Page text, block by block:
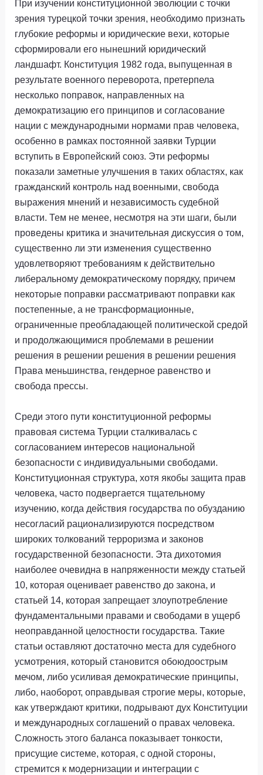
При изучении конституционной эволюции с точки
зрения турецкой точки зрения, необходимо признать
глубокие реформы и юридические вехи, которые
сформировали его нынешний юридический
ландшафт. Конституция 1982 года, выпущенная в
результате военного переворота, претерпела
несколько поправок, направленных на
демократизацию его принципов и согласование
нации с международными нормами прав человека,
особенно в рамках постоянной заявки Турции
вступить в Европейский союз. Эти реформы
показали заметные улучшения в таких областях, как
гражданский контроль над военными, свобода
выражения мнений и независимость судебной
власти. Тем не менее, несмотря на эти шаги, были
проведены критика и значительная дискуссия о том,
существенно ли эти изменения существенно
удовлетворяют требованиям к действительно
либеральному демократическому порядку, причем
некоторые поправки рассматривают поправки как
постепенные, а не трансформационные,
ограниченные преобладающей политической средой
и продолжающимися проблемами в решении
решения в решении решения в решении решения
Права меньшинства, гендерное равенство и
свобода прессы.
Среди этого пути конституционной реформы
правовая система Турции сталкивалась с
согласованием интересов национальной
безопасности с индивидуальными свободами.
Конституционная структура, хотя якобы защита прав
человека, часто подвергается тщательному
изучению, когда действия государства по обузданию
несогласий рационализируются посредством
широких толкований терроризма и законов
государственной безопасности. Эта дихотомия
наиболее очевидна в напряженности между статьей
10, которая оценивает равенство до закона, и
статьей 14, которая запрещает злоупотребление
фундаментальными правами и свободами в ущерб
неоправданной целостности государства. Такие
статьи оставляют достаточно места для судебного
усмотрения, который становится обоюдоострым
мечом, либо усиливая демократические принципы,
либо, наоборот, оправдывая строгие меры, которые,
как утверждают критики, подрывают дух Конституции
и международных соглашений о правах человека.
Сложность этого баланса показывает тонкости,
присущие системе, которая, с одной стороны,
стремится к модернизации и интеграции с